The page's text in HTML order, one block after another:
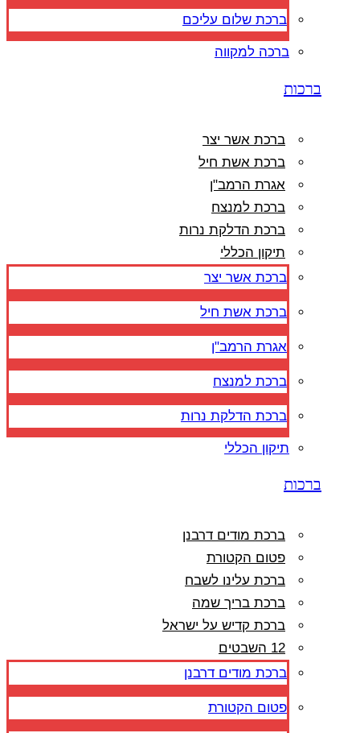
ברכת שלום עליכם
ברכה למקווה
ברכות
ברכת אשר יצר
ברכת אשת חיל
אגרת הרמב"ן
ברכת למנצח
ברכת הדלקת נרות
תיקון הכללי
ברכת אשר יצר
ברכת אשת חיל
אגרת הרמב"ן
ברכת למנצח
ברכת הדלקת נרות
תיקון הכללי
ברכות
ברכת מודים דרבנן
פטום הקטורת
ברכת עלינו לשבח
ברכת בריך שמה
ברכת קדיש על ישראל
12 השבטים
ברכת מודים דרבנן
פטום הקטורת